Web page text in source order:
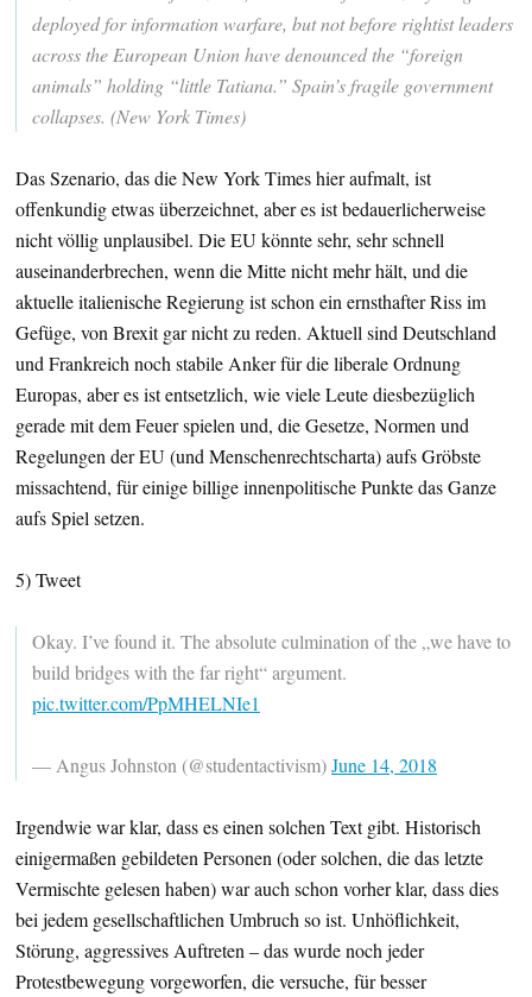
deployed for information warfare, but not before rightist leaders
across the European Union have denounced the “foreign
animals” holding “little Tatiana.” Spain’s fragile government
collapses. (New York Times)
Das Szenario, das die New York Times hier aufmalt, ist
offenkundig etwas überzeichnet, aber es ist bedauerlicherweise
nicht völlig unplausibel. Die EU könnte sehr, sehr schnell
auseinanderbrechen, wenn die Mitte nicht mehr hält, und die
aktuelle italienische Regierung ist schon ein ernsthafter Riss im
Gefüge, von Brexit gar nicht zu reden. Aktuell sind Deutschland
und Frankreich noch stabile Anker für die liberale Ordnung
Europas, aber es ist entsetzlich, wie viele Leute diesbezüglich
gerade mit dem Feuer spielen und, die Gesetze, Normen und
Regelungen der EU (und Menschenrechtscharta) aufs Gröbste
missachtend, für einige billige innenpolitische Punkte das Ganze
aufs Spiel setzen.
5) Tweet
Okay. I’ve found it. The absolute culmination of the „we have to
build bridges with the far right“ argument.
pic.twitter.com/PpMHELNIe1
— Angus Johnston (@studentactivism)June 14, 2018
Irgendwie war klar, dass es einen solchen Text gibt. Historisch
einigermaßen gebildeten Personen (oder solchen, die das letzte
Vermischte gelesen haben) war auch schon vorher klar, dass dies
bei jedem gesellschaftlichen Umbruch so ist. Unhöflichkeit,
Störung, aggressives Auftreten – das wurde noch jeder
Protestbewegung vorgeworfen, die versuche, für besser